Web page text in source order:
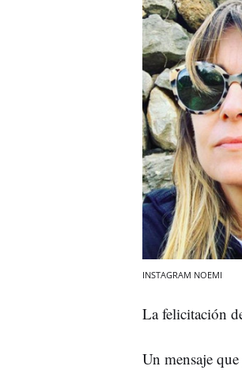
INSTAGRAM NOEMI
La felicitación
Un mensaje